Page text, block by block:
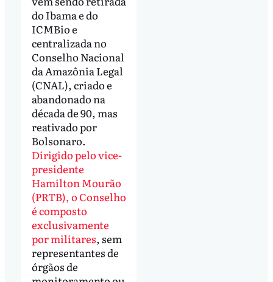
do Ibama e do
ICMBio e
centralizada no
Conselho Nacional
da Amazônia Legal
(CNAL), criado e
abandonado na
década de 90, mas
reativado por
Bolsonaro.
Dirigido pelo vice-
presidente
Hamilton Mourão
(PRTB), o Conselho
é composto
exclusivamente
por militares, sem
representantes de
órgãos de